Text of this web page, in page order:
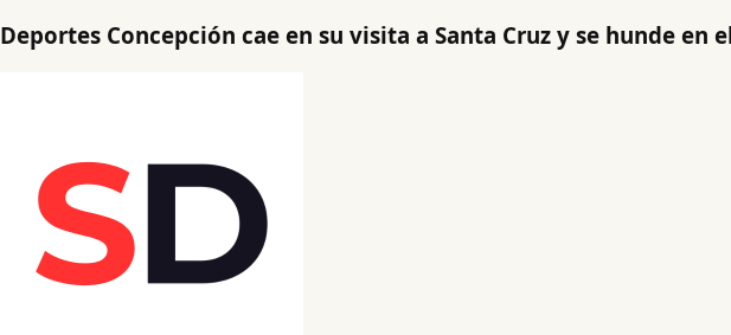
Deportes Concepción cae en su visita a Santa Cruz y se hunde en